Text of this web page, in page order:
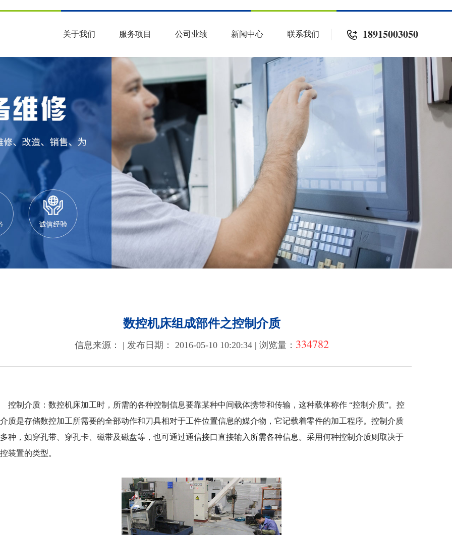
18915003050
关于我们 服务项目 公司业绩 新闻中心 联系我们
数控机床组成部件之控制介质
信息来源： | 发布日期： 2016-05-10 10:20:34 | 浏览量： 334782
制介质：数控机床加工时，所需的各种控制信息要靠某种中间载体携带和传输，这种载体称作 “控制介质”。控
质是存储数控加工所需要的全部动作和刀具相对于工件位置信息的媒介物，它记载着零件的加工程序。控制介质
种，如穿孔带、穿孔卡、磁带及磁盘等，也可通过通信接口直接输入所需各种信息。采用何种控制介质则取决于
装置的类型。